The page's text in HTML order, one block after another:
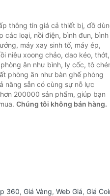
thông tin giá cả thiết bị, đồ
các loại, nồi điện, bình đun, bình
máy xay sinh tố, máy ép,
niêu xoong chảo, dao kéo, thớt,
ăn như bình, ly cốc, tô
phòng ăn như bàn ghế phòng
năng sẵn có cùng sự nỗ lực
200000 sản phẩm, giúp bạn
Chúng tôi không bán hàng.
360, Giá Vàng, Web Giá, Giá